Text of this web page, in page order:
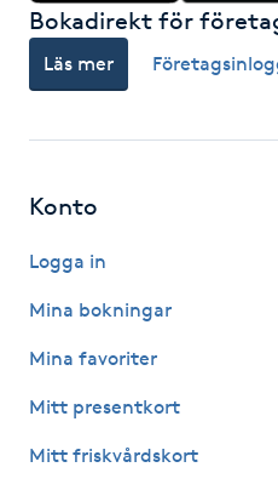
Hot yoga
Huduppstramning
Hudvård
Hyperhidros
Hypnos
Bokadirekt för
Läs mer
Konto
Logga in
Mina bokningar
Mina favoriter
Mitt presentkort
Mitt friskvårdskort